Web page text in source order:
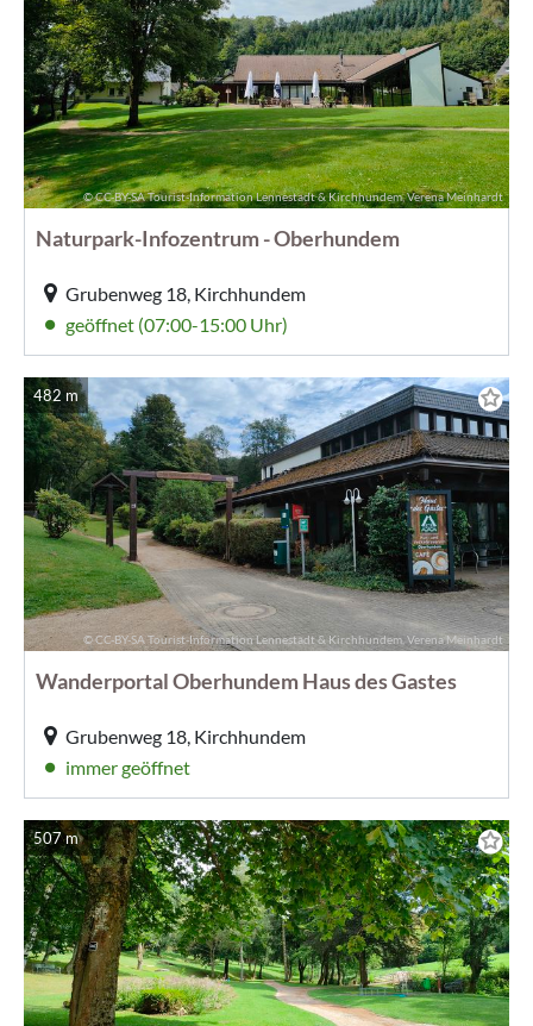
© CC-BY-SA Tourist-Information Lennestadt & Kirchhundem, Verena Meinhardt
Naturpark-Infozentrum - Oberhundem
Grubenweg 18, Kirchhundem
geöffnet (07:00-15:00 Uhr)
© CC-BY-SA Tourist-Information Lennestadt & Kirchhundem, Verena Meinhardt
482 m
Wanderportal Oberhundem Haus des Gastes
Grubenweg 18, Kirchhundem
immer geöffnet
507 m